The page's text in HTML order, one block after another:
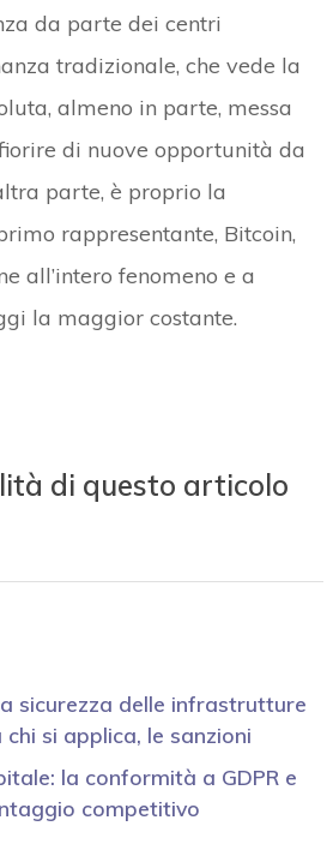
da parte dei centri
tradizionale, che vede la
almeno in parte, messa
di nuove opportunità da
parte, è proprio la
rappresentante, Bitcoin,
all’intero fenomeno e a
la maggior costante.
di questo articolo
sicurezza delle infrastrutture
si applica, le sanzioni
la conformità a GDPR e
competitivo